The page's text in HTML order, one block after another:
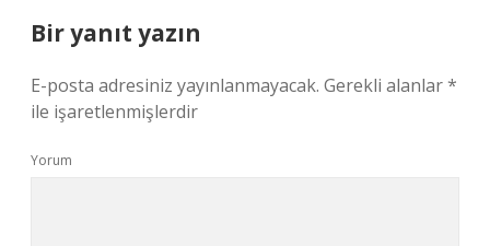
Bir yanıt yazın
E-posta adresiniz yayınlanmayacak. Gerekli alanlar*
ile işaretlenmişlerdir
Yorum